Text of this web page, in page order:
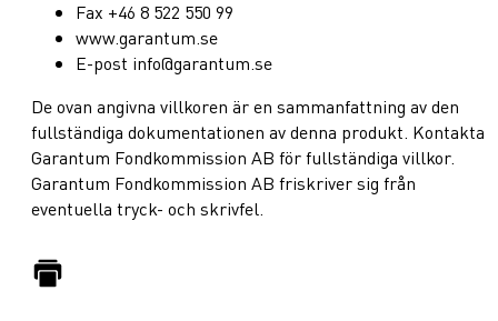
Fax +46 8 522 550 99
www.garantum.se
E-post info@garantum.se
De ovan angivna villkoren är en sammanfattning av den
fullständiga dokumentationen av denna produkt. Kontakta
Garantum Fondkommission AB för fullständiga villkor.
Garantum Fondkommission AB friskriver sig från
eventuella tryck- och skrivfel.